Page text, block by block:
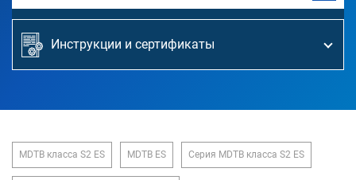
Инструкции и сертификаты
MDTB класса S2 ES MDTB ES Серия MDTB класса S2 ES